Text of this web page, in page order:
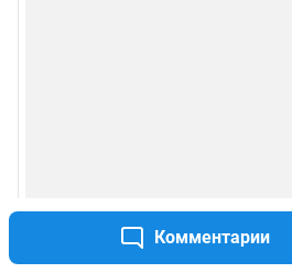
Комментарии